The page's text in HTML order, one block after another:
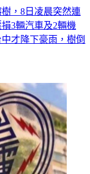
，8日凌晨突然連
3輛汽車及2輛機
才降下豪雨，樹倒